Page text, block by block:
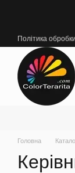
Політика
Головна